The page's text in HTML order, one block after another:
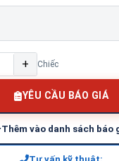
+ Chiếc
YÊU CẦU BÁO GIÁ
Thêm vào danh sách báo